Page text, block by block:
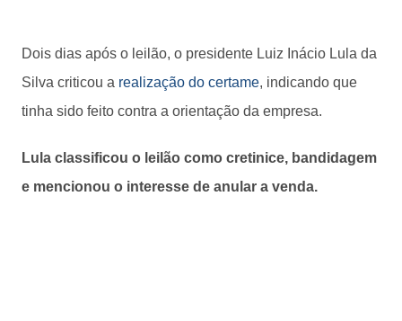
Dois dias após o leilão, o presidente Luiz Inácio Lula da
Silva criticou a realização do certame, indicando que
tinha sido feito contra a orientação da empresa.
Lula classificou o leilão como cretinice, bandidagem
e mencionou o interesse de anular a venda.